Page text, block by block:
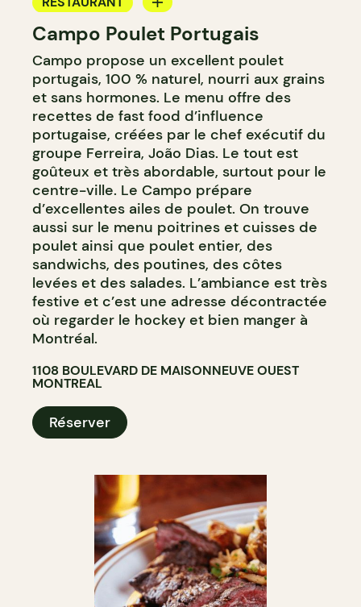
COMPTOIR
Campo Poulet Portugais
Campo propose un excellent poulet
portugais, 100 % naturel, nourri aux grains
et sans hormones. Le menu offre des
recettes de fast food d’influence
portugaise, créées par le chef exécutif du
groupe Ferreira, João Dias. Le tout est
goûteux et très abordable, surtout pour le
centre-ville. Le Campo prépare
d’excellentes ailes de poulet. On trouve
aussi sur le menu poitrines et cuisses de
poulet ainsi que poulet entier, des
sandwichs, des poutines, des côtes
levées et des salades. L’ambiance est très
festive et c’est une adresse décontractée
où regarder le hockey et bien manger à
Montréal.
1108 BOULEVARD DE MAISONNEUVE OUEST
MONTREAL
Réserver